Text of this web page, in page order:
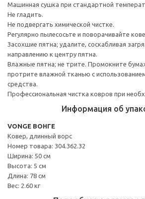
Машинная сушка при стандартной
Не гладить.
Не подвергать химической чистке.
Регулярно пылесосьте и поворачивайте
Засохшие пятна; удалите, соскабливая
направлению к центру пятна.
Влажные пятна; не трите. Промокните
протрите влажной тканью с
средства.
Профессиональная чистка ковров при
Информация об
VONGE ВОНГЕ
Ковер, длинный ворс
Номер товара: 304.362.32
Ширина: 50 см
Высота: 5 см
Длина: 78 см
Вес: 2.60 кг